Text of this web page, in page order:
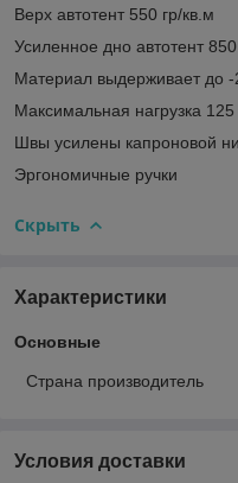
Верх автотент 550 гр/кв.м
Усиленное дно автотент
Материал выдерживает до -
Максимальная нагрузка 125
Швы усилены капроновой
Эргономичные ручки
Скрыть
Характеристики
Основные
Страна производитель
Условия доставки